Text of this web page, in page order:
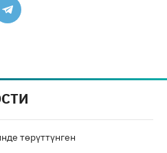
төрүттүнген